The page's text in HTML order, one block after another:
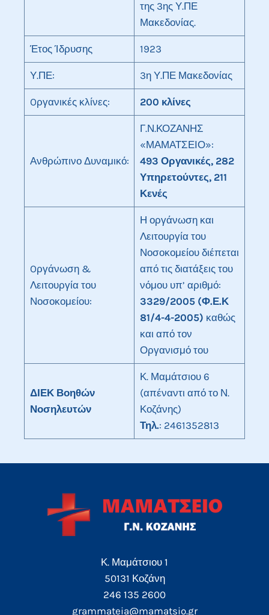
της 3ης Υ.ΠΕ
Μακεδονίας.
Έτος Ίδρυσης 1923
Υ.ΠΕ: 3η Υ.ΠΕ Μακεδονίας
Oργανικές κλίνες: 200 κλίνες
Ανθρώπινο Δυναμικό:
Γ.Ν.ΚΟΖΑΝΗΣ
«ΜΑΜΑΤΣΕΙΟ»:
493 Οργανικές, 282
Υπηρετούντες, 211
Κενές
Oργάνωση &
Λειτουργία του
Νοσοκομείου:
Η οργάνωση και
Λειτουργία του
Νοσοκομείου διέπεται
από τις διατάξεις του
νόμου υπ’ αριθμό:
3329/2005 (Φ.Ε.Κ
81/4-4-2005) καθώς
και από τον
Οργανισμό του
ΔΙΕΚ Βοηθών
Νοσηλευτών
Κ. Μαμάτσιου 6
(απέναντι από το Ν.
Κοζάνης)
Τηλ.: 2461352813
Κ. Μαμάτσιου 1
50131 Κοζάνη
246 135 2600
grammateia@mamatsio.gr